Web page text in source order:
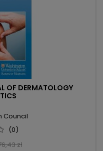
OF DERMATOLOGY
Council
(0)
zł